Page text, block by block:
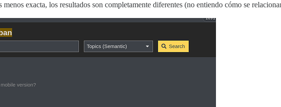
exacta, los resultados son completamente diferentes (no entiendo cómo se